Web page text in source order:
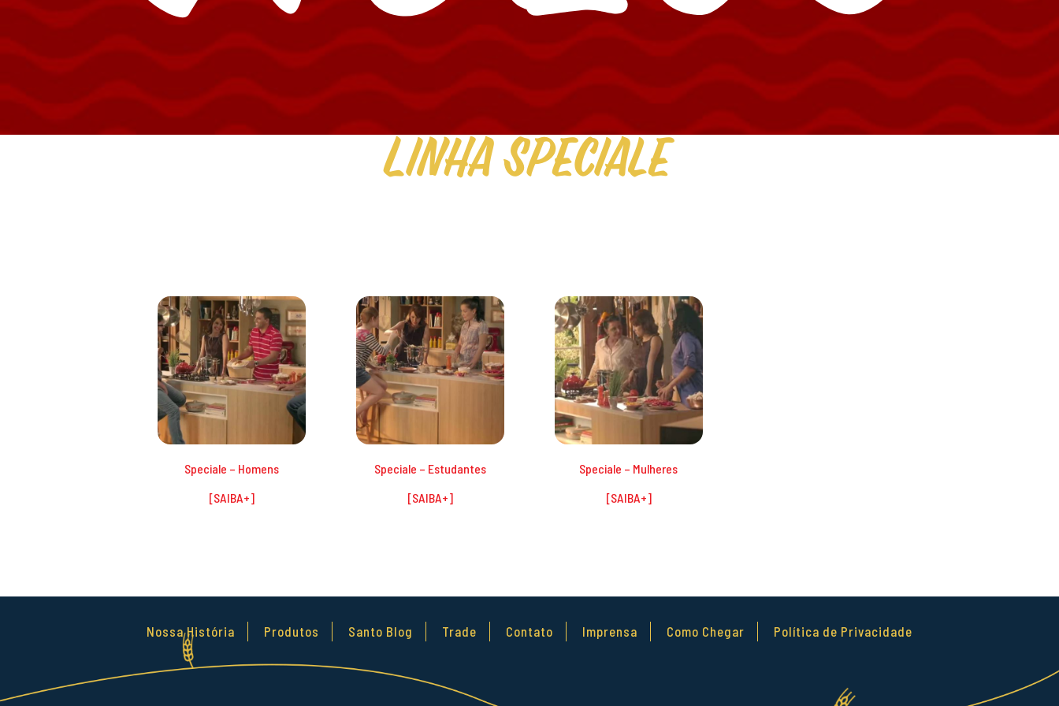
Linha Speciale
Speciale – Homens Speciale – Estudantes Speciale – Mulheres
Nossa História Produtos Santo Blog Trade Contato Imprensa Como Chegar Política de Privacidade